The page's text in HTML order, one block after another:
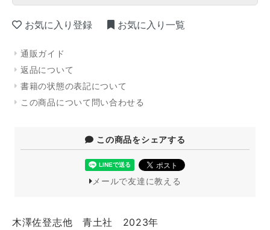
お気に入り登録 お気に入り一覧
通販ガイド
返品について
書籍の状態の表記について
この商品について問い合わせる
この商品をシェアする
メールで友達に教える
木澤佐登志他 青土社 2023年